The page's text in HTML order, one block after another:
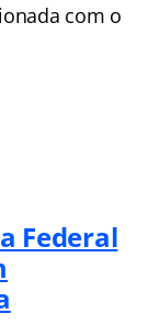
com o
Federal